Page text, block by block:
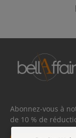
Abonnez-vous à
de 10 % de